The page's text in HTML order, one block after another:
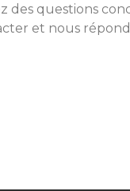
des questions
et nous